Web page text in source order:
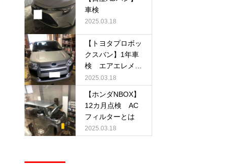
車検
2025.03.18
【トヨタプロボッ
クスバン】1年車
検 エアエレメン
トとは
2025.03.18
【ホンダNBOX】
12カ月点検 AC
フィルターとは
2025.03.18